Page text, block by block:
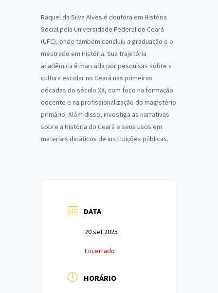
Raquel da Silva Alves é doutora em História
Social pela Universidade Federal do Ceará
(UFC), onde também concluiu a graduação e o
mestrado em História. Sua trajetória
acadêmica é marcada por pesquisas sobre a
cultura escolar no Ceará nas primeiras
décadas do século XX, com foco na formação
docente e na profissionalização do magistério
primário. Além disso, investiga as narrativas
sobre a História do Ceará e seus usos em
materiais didáticos de instituições públicas.
DATA
20 set 2025
Encerrado
HORÁRIO